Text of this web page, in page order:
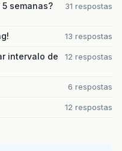
semanas?
31 respostas
13 respostas
intervalo de
12 respostas
6 respostas
12 respostas